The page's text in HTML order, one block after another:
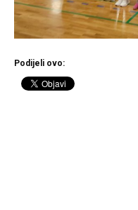
Podijeli ovo: